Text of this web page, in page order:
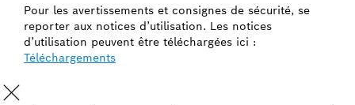
Pour les avertissements et consignes de sécurité, se
reporter aux notices d’utilisation. Les notices
d’utilisation peuvent être téléchargées ici :
Téléchargements